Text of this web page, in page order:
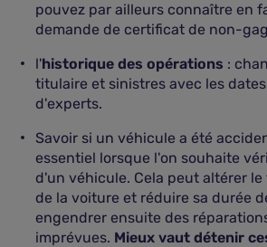
pouvez par ailleurs connaître en
demande de certificat de non-
l'historique des opérations :
titulaire et sinistres avec les
d'experts.
Savoir si un véhicule a été
essentiel lorsque l'on souhaite
d'un véhicule. Cela peut altérer
de la voiture et réduire sa durée
engendrer ensuite des
imprévues. Mieux vaut détenir